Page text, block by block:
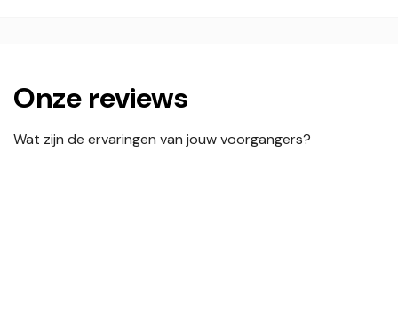
Onze reviews
Wat zijn de ervaringen van jouw voorgangers?